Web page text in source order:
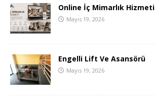
Online İç Mimarlık Hizmeti
Mayıs 19, 2026
Engelli Lift Ve Asansörü
Mayıs 19, 2026